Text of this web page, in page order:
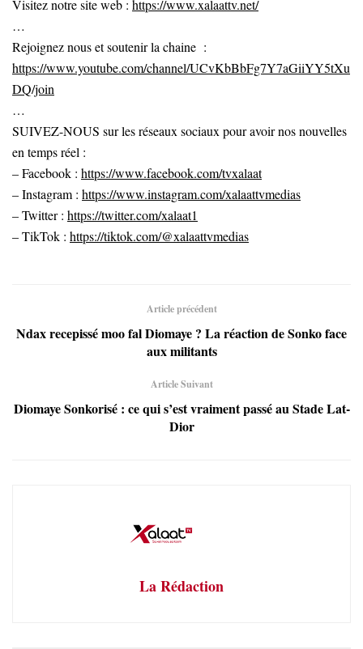
Visitez notre site web : https://www.xalaattv.net/
…
Rejoignez nous et soutenir la chaine :
https://www.youtube.com/channel/UCvKbBbFg7Y7aGiiYY5tXu
DQ/join
…
SUIVEZ-NOUS sur les réseaux sociaux pour avoir nos nouvelles
en temps réel :
– Facebook : https://www.facebook.com/tvxalaat
– Instagram : https://www.instagram.com/xalaattvmedias
– Twitter : https://twitter.com/xalaat1
– TikTok : https://tiktok.com/@xalaattvmedias
Article précédent
Ndax recepissé moo fal Diomaye ? La réaction de Sonko face
aux militants
Article Suivant
Diomaye Sonkorisé : ce qui s’est vraiment passé au Stade Lat-
Dior
La Rédaction